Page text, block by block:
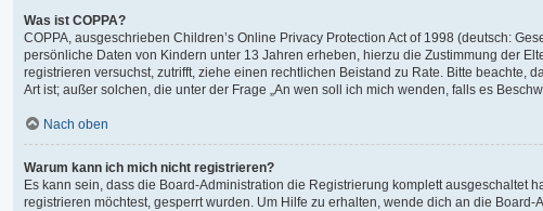
Was ist COPPA?
COPPA, ausgeschrieben Children’s Online Privacy Protection Act of 1998 (deutsch:
persönliche Daten von Kindern unter 13 Jahren erheben, hierzu die Zustimmung der
registrieren versuchst, zutrifft, ziehe einen rechtlichen Beistand zu Rate. Bitte
Art ist; außer solchen, die unter der Frage „An wen soll ich mich wenden, falls es
Nach oben
Warum kann ich mich nicht registrieren?
Es kann sein, dass die Board-Administration die Registrierung komplett ausgeschaltet
registrieren möchtest, gesperrt wurden. Um Hilfe zu erhalten, wende dich an die Board-